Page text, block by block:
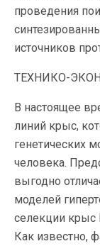
проведения
источников
ТЕХНИКО-
В настоящее
линий крыс,
генетических
человека.
выгодно
моделей
селекции крыс
Как известно,